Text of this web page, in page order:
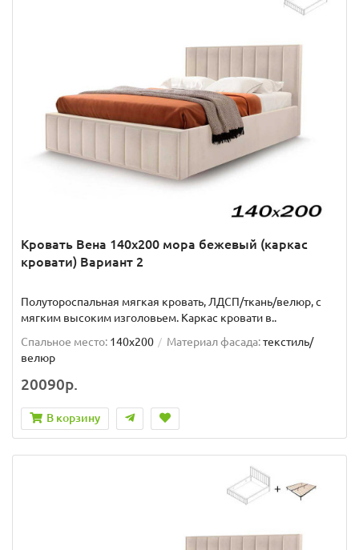
Кровать Вена 140х200 мора бежевый (каркас
кровати) Вариант 2
Полутороспальная мягкая кровать, ЛДСП/ткань/велюр, с
мягким высоким изголовьем. Каркас кровати в..
Спальное место: 140x200 Материал фасада:текстиль/
велюр
20090р.
В корзину